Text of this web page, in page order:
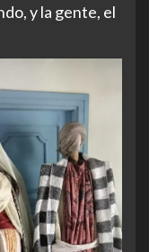
y la gente, el